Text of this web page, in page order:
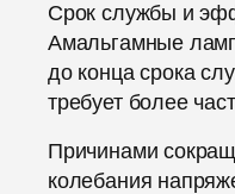
Срок службы и
Амальгамные
до конца срока
требует более
Причинами
колебания